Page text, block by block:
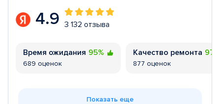
4.9 3 132 отзыва
Время ожидания 95%
689 оценок
Качество ремонта
877 оценок
Показать еще